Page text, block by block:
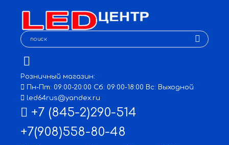
Розничный магазин:
Пн-Пт: 09:00-20:00 Сб: 09:00-18:00 Вс: Выходной
led64rus@yandex.ru
+7 (845-2)290-514
+7(908)558-80-48